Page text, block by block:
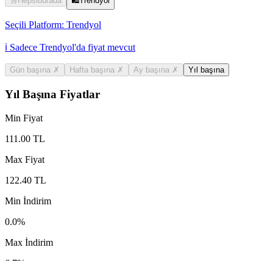
Seçili Platform: Trendyol
ℹ️ Sadece Trendyol'da fiyat mevcut
Gün başına ✗ Hafta başına ✗ Ay başına ✗ Yıl başına
Yıl Başına Fiyatlar
Min Fiyat
111.00 TL
Max Fiyat
122.40 TL
Min İndirim
0.0%
Max İndirim